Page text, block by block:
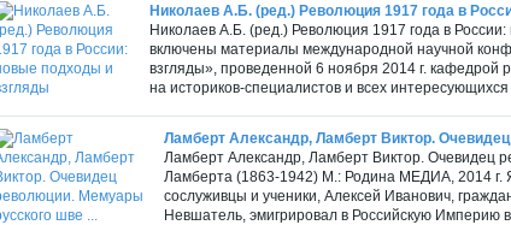
Николаев А.Б. (ред.) Революция 1917 года в
Николаев А.Б. (ред.) Революция 1917 года в
включены материалы международной научной
взгляды», проведенной 6 ноября 2014 г.
на историков-специалистов и всех
Ламберт Александр, Ламберт Виктор.
Ламберт Александр, Ламберт Виктор. Очевидец
Ламберта (1863-1942) М.: Родина МЕДИА, 2014 г.
сослуживцы и ученики, Алексей Иванович,
Невшатель, эмигрировал в Российскую Империю в